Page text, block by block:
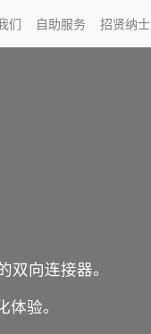
们 自助服务 招贤纳士
向连接器。
验。